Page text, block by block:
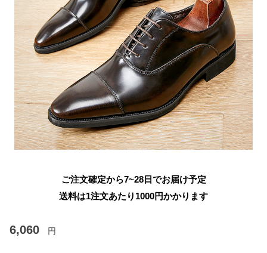
ご注文確定から7~28日でお届け予定
送料は1注文あたり 1000円かかります
6,060 円